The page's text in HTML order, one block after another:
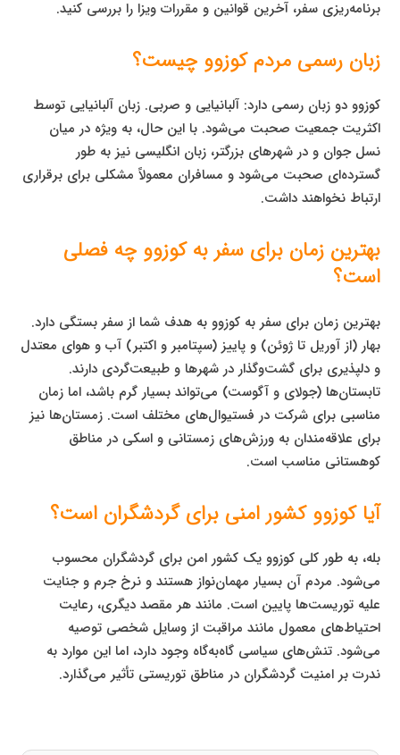
برنامه‌ریزی سفر، آخرین قوانین و مقررات ویزا را بررسی کنید.
زبان رسمی مردم کوزوو چیست؟
کوزوو دو زبان رسمی دارد: آلبانیایی و صربی. زبان آلبانیایی توسط
اکثریت جمعیت صحبت می‌شود. با این حال، به ویژه در میان
نسل جوان و در شهرهای بزرگتر، زبان انگلیسی نیز به طور
گسترده‌ای صحبت می‌شود و مسافران معمولاً مشکلی برای برقراری
ارتباط نخواهند داشت.
بهترین زمان برای سفر به کوزوو چه فصلی
است؟
بهترین زمان برای سفر به کوزوو به هدف شما از سفر بستگی دارد.
بهار (از آوریل تا ژوئن) و پاییز (سپتامبر و اکتبر) آب و هوای معتدل
و دلپذیری برای گشت‌وگذار در شهرها و طبیعت‌گردی دارند.
تابستان‌ها (جولای و آگوست) می‌تواند بسیار گرم باشد، اما زمان
مناسبی برای شرکت در فستیوال‌های مختلف است. زمستان‌ها نیز
برای علاقه‌مندان به ورزش‌های زمستانی و اسکی در مناطق
کوهستانی مناسب است.
آیا کوزوو کشور امنی برای گردشگران است؟
بله، به طور کلی کوزوو یک کشور امن برای گردشگران محسوب
می‌شود. مردم آن بسیار مهمان‌نواز هستند و نرخ جرم و جنایت
علیه توریست‌ها پایین است. مانند هر مقصد دیگری، رعایت
احتیاط‌های معمول مانند مراقبت از وسایل شخصی توصیه
می‌شود. تنش‌های سیاسی گاه‌به‌گاه وجود دارد، اما این موارد به
ندرت بر امنیت گردشگران در مناطق توریستی تأثیر می‌گذارد.